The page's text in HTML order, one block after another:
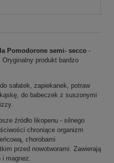
Pomodorone semi- secco -
produkt bardzo
sałatek, zapiekanek, potraw
do babeczek z suszonymi
źródło likopenu - silnego
chroniące organizm
chorobami
przed nowotworami. Zawierają
i magnez.